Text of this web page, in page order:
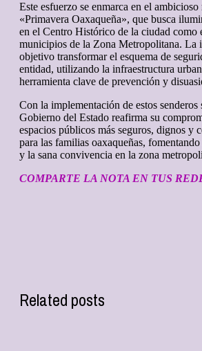
Este esfuerzo se enmarca en el ambicioso
«Primavera Oaxaqueña», que busca
en el Centro Histórico de la ciudad como
municipios de la Zona Metropolitana. La
objetivo transformar el esquema de
entidad, utilizando la infraestructura
herramienta clave de prevención y
Con la implementación de estos senderos
Gobierno del Estado reafirma su
espacios públicos más seguros, dignos y
para las familias oaxaqueñas,
y la sana convivencia en la zona
COMPARTE LA NOTA EN TUS
Related posts